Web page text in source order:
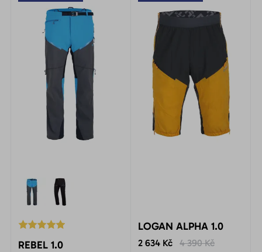
REBEL 1.0
LOGAN ALPHA 1.0
2 634 Kč 4 390 Kč